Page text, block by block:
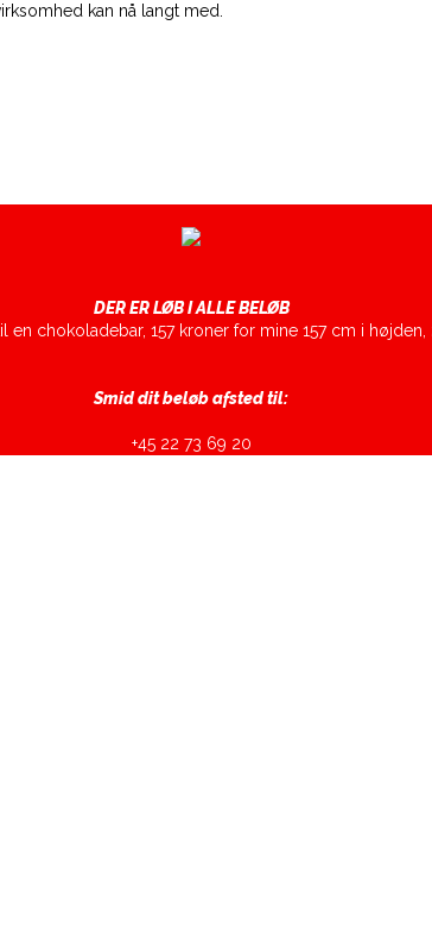
kan nå langt med.
DER ER LØB I ALLE BELØB
chokoladebar, 157 kroner for mine 157 cm i
Smid dit beløb afsted til:
+45‍ 22 73 69 20